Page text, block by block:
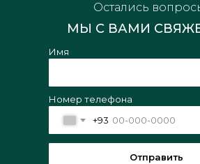
Остались
МЫ С ВАМИ
Имя
Номер телефона
+93
Отправить